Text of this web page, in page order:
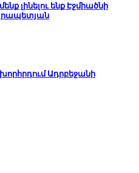
լինելու ենք Էջմիածնի
Ադրբեջանի